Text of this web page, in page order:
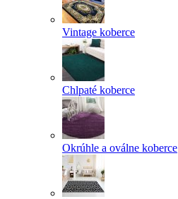
Vintage koberce
Chlpaté koberce
Okrúhle a oválne koberce